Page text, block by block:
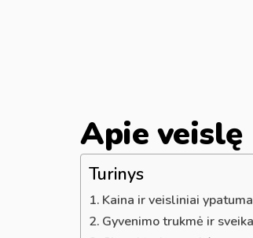
Apie veislę
Turinys
Kaina ir veisliniai
Gyvenimo trukmė ir